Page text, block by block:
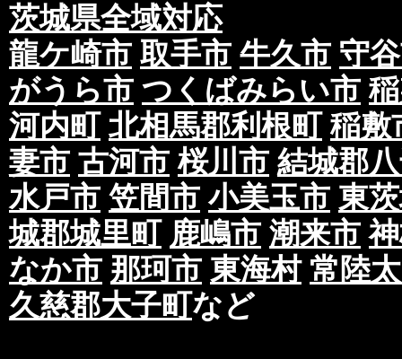
茨城県全域対応
龍ケ崎市 取手市 牛久市 守
がうら市 つくばみらい市
河内町 北相馬郡利根町 稲敷
妻市 古河市 桜川市 結城郡
水戸市 笠間市 小美玉市 東
城郡城里町 鹿嶋市 潮来市
なか市 那珂市 東海村 常陸
久慈郡大子町など